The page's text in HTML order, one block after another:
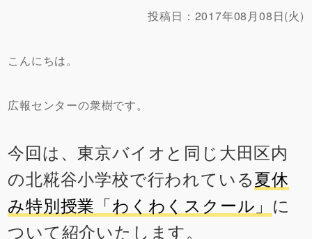
投稿日： 2017年08月08日(火)
こんにちは。
広報センターの衆樹です。
今回は、東京バイオと同じ大田区内
の北糀谷小学校で行われている夏休
み特別授業「わくわくスクール」 に
ついて紹介いたします。